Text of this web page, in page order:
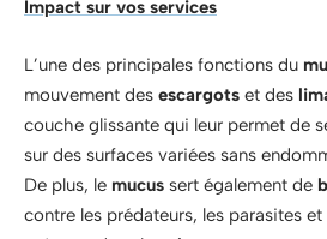
Impact sur vos services
L’une des principales fonctions du
mouvement des escargots et des
couche glissante qui leur permet de
sur des surfaces variées sans
De plus, le mucus sert également de
contre les prédateurs, les parasites